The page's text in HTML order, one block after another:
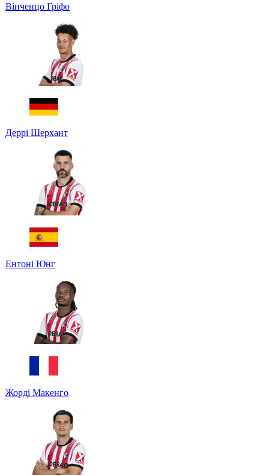
Вінченцо Гріфо
Деррі Шерхант
Ентоні Юнг
Жорді Макенго